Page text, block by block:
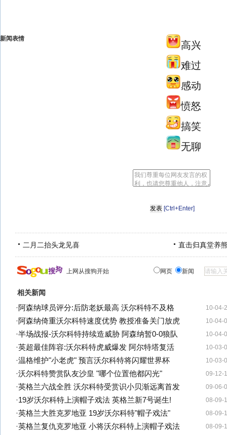
新闻表情
高兴
难过
感动
愤怒
搞笑
无聊
[Ctrl+Enter]
二月二抬头龙见喜 直击归真堂养
上网从搜狗开始 网页 新闻
相关新闻
10-04-
·阿森纳球员评分:后防老妖最高 沃尔科特不及格
10-04-
·阿森纳倚重沃尔科特速度优势 教授准备关门放虎
10-04-
·半场战报-沃尔科特持续造威胁 阿森纳暂0-0狼队
10-03-
·英超最佳阵容:沃尔科特虎威爆发 阿尔特塔复活
10-03-
·温格维护"小老虎" 预言沃尔科特将闪耀世界杯
09-12-
·沃尔科特赞赏队友沙皇 "哪个位置他都闪光"
09-06-
·英格兰六战全胜 沃尔科特受赏识小贝渐远离首发
08-09-
·19岁沃尔科特上演帽子戏法 英格兰新7号诞生!
08-09-
·英格兰大胜克罗地亚 19岁沃尔科特"帽子戏法"
08-09-
·英格兰复仇克罗地亚 小将沃尔科特上演帽子戏法